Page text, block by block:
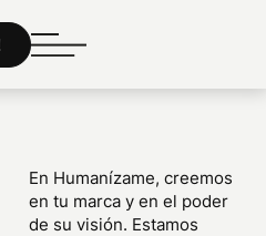
En Humanízame, creemos
en tu marca y en el poder
de su visión. Estamos